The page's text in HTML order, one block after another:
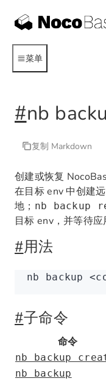
菜单
#nb
复制 Markdown
创建或恢复
在目标 env 中创建
地； nb backup
目标 env，并等待应
#用法
nb backup <
#子命令
命令
nb backup
nb backup